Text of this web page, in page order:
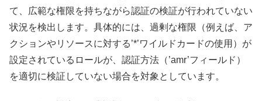
て、広範な権限を持ちながら認証の検証が行われていない
状況を検出します。具体的には、過剰な権限（例えば、ア
クションやリソースに対する’*’ワイルドカードの使用）が
設定されているロールが、認証方法（’amr’フィールド）
を適切に検証していない場合を対象としています。